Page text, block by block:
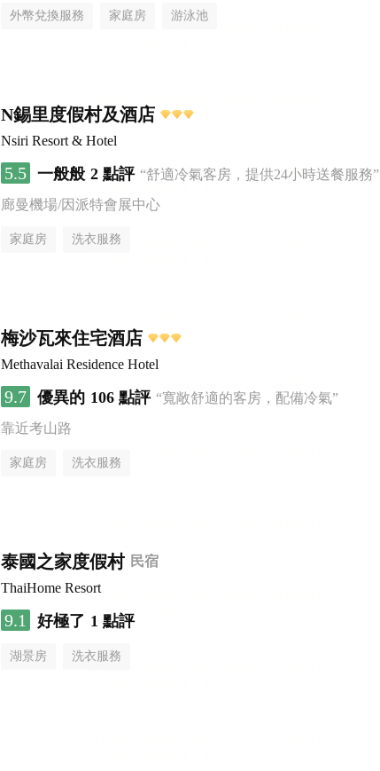
外幣兌換服務 家庭房 游泳池
N錫里度假村及酒店
Nsiri Resort & Hotel
5.5 一般般 2 點評 “舒適冷氣客房，提供24小時送餐服務”
廊曼機場/因派特會展中心
家庭房 洗衣服務
梅沙瓦來住宅酒店
Methavalai Residence Hotel
9.7 優異的 106 點評 “寬敞舒適的客房，配備冷氣”
靠近考山路
家庭房 洗衣服務
泰國之家度假村 民宿
ThaiHome Resort
9.1 好極了 1 點評
湖景房 洗衣服務